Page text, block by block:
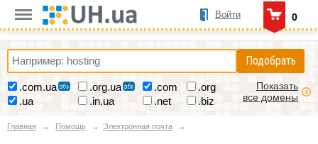
0
Войти
Подобрать
.com.ua .org.ua .com
.org
.ua
.in.ua .net .biz
Показать
все домены
Главная Помощь Электронная почта